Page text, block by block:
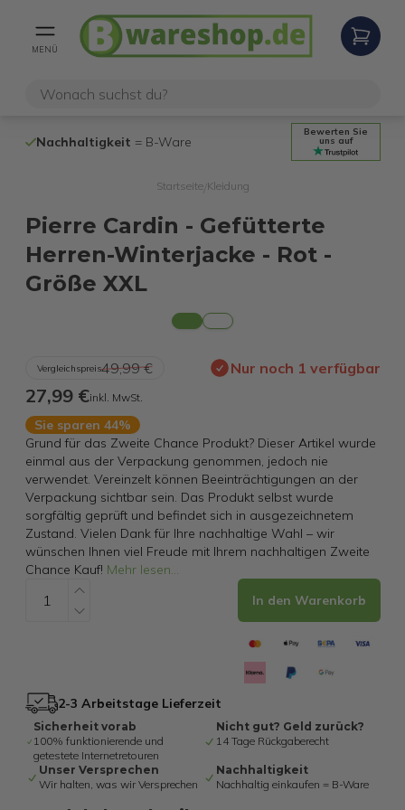
MENÜ
Nachhaltigkeit = B-Ware 100%
Bewerten Sie
uns auf
Startseite/ Kleidung
Pierre Cardin - Gefütterte
Herren-Winterjacke - Rot -
Größe XXL
Vergleichspreis49,99 € Nur noch 1 verfügbar
27,99 €inkl. MwSt.
Sie sparen 44%
Grund für das Zweite Chance Produkt? Dieser Artikel wurde
einmal aus der Verpackung genommen, jedoch nie
verwendet. Vereinzelt können Beeinträchtigungen an der
Verpackung sichtbar sein. Das Produkt selbst wurde
sorgfältig geprüft und befindet sich in ausgezeichnetem
Zustand. Vielen Dank für Ihre nachhaltige Wahl – wir
wünschen Ihnen viel Freude mit Ihrem nachhaltigen Zweite
Chance Kauf! Mehr lesen...
In den Warenkorb
2-3 Arbeitstage Lieferzeit
Sicherheit vorab
100% funktionierende und
getestete Internetretouren
Nicht gut? Geld zurück?
14 Tage Rückgaberecht
Unser Versprechen
Wir halten, was wir Versprechen
Nachhaltigkeit
Nachhaltig einkaufen = B-Ware